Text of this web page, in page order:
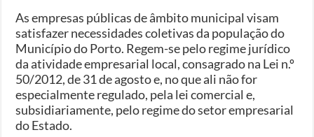
As empresas públicas de âmbito municipal visam
satisfazer necessidades coletivas da população do
Município do Porto. Regem-se pelo regime jurídico
da atividade empresarial local, consagrado na Lei n.º
50/2012, de 31 de agosto e, no que ali não for
especialmente regulado, pela lei comercial e,
subsidiariamente, pelo regime do setor empresarial
do Estado.